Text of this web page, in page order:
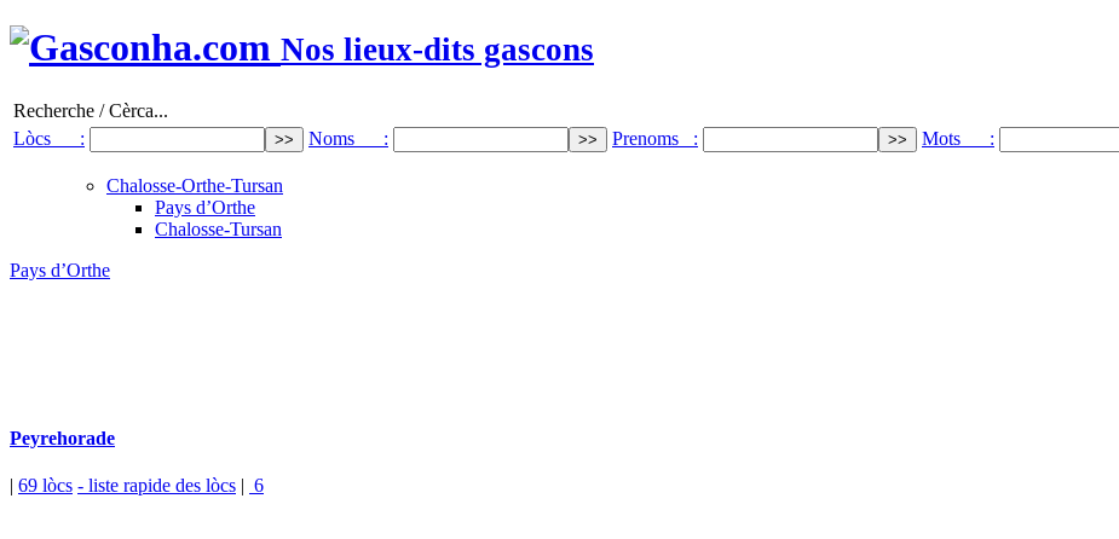
Nos lieux-dits gascons
Recherche / Cèrca...
Lòcs :
Noms : Prenoms : Mots :
Chalosse-Orthe-Tursan
Pays d’Orthe
Chalosse-Tursan
Pays d’Orthe
Peyrehorade
| 69 lòcs - liste rapide des lòcs | 6